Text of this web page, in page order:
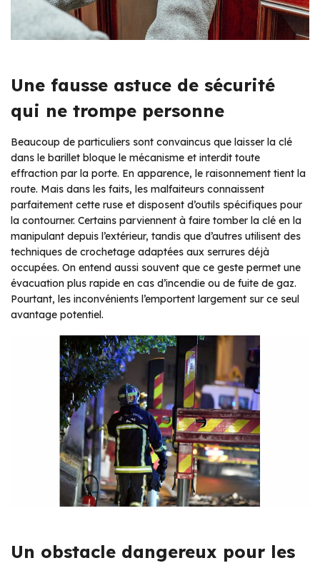
Une fausse astuce de sécurité
qui ne trompe personne
Beaucoup de particuliers sont convaincus que laisser la clé
dans le barillet bloque le mécanisme et interdit toute
effraction par la porte. En apparence, le raisonnement tient la
route. Mais dans les faits, les malfaiteurs connaissent
parfaitement cette ruse et disposent d’outils spécifiques pour
la contourner. Certains parviennent à faire tomber la clé en la
manipulant depuis l’extérieur, tandis que d’autres utilisent des
techniques de crochetage adaptées aux serrures déjà
occupées. On entend aussi souvent que ce geste permet une
évacuation plus rapide en cas d’incendie ou de fuite de gaz.
Pourtant, les inconvénients l’emportent largement sur ce seul
avantage potentiel.
Un obstacle dangereux pour les